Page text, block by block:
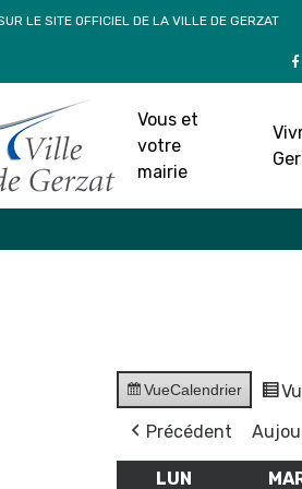
LE SITE OFFICIEL DE LA VILLE DE GERZAT
Vous et
votre
mairie
VueCalendrier
Précédent
LUN